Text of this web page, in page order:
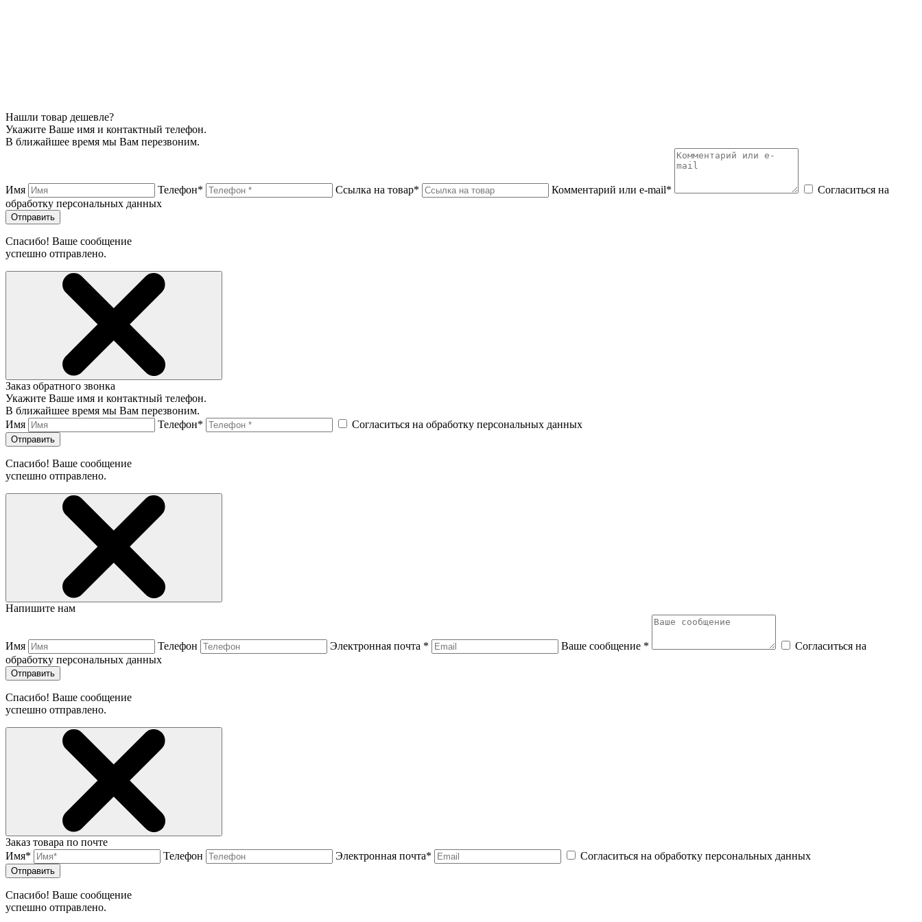
Нашли товар дешевле?
Укажите Ваше имя и контактный телефон.
В ближайшее время мы Вам перезвоним.
Имя Телефон* Ссылка на товар* Комментарий или e-mail*
Согласиться на
обработку персональных данных
Отправить
Спасибо! Ваше сообщение
успешно отправлено.
Заказ обратного звонка
Укажите Ваше имя и контактный телефон.
В ближайшее время мы Вам перезвоним.
Имя
Телефон* Согласиться на обработку персональных данных
Отправить
Спасибо! Ваше сообщение
успешно отправлено.
Напишите нам
Имя Телефон Электронная почта * Ваше сообщение *
Согласиться на
обработку персональных данных
Отправить
Спасибо! Ваше сообщение
успешно отправлено.
Заказ товара по почте
Имя*
Телефон Электронная почта* Согласиться на обработку персональных данных
Отправить
Спасибо! Ваше сообщение
успешно отправлено.